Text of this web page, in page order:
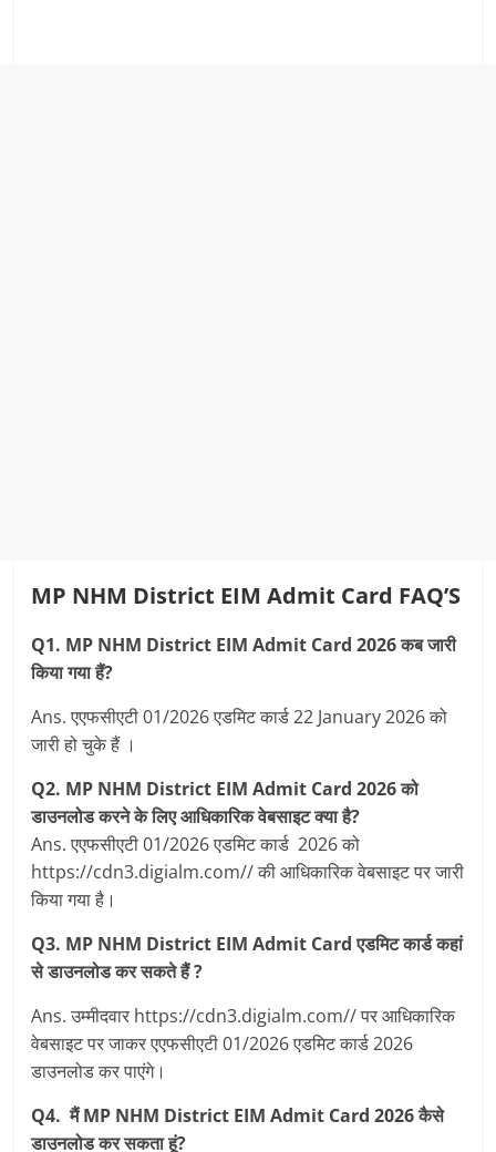
MP NHM District EIM Admit Card FAQ’S
Q1. MP NHM District EIM Admit Card 2026 कब जारी
किया गया हैं?
Ans. एएफसीएटी 01/2026 एडमिट कार्ड 22 January 2026 को
जारी हो चुके हैं ।
Q2. MP NHM District EIM Admit Card 2026 को
डाउनलोड करने के लिए आधिकारिक वेबसाइट क्या है?
Ans. एएफसीएटी 01/2026 एडमिट कार्ड 2026 को
https://cdn3.digialm.com// की आधिकारिक वेबसाइट पर जारी
किया गया है।
Q3. MP NHM District EIM Admit Card एडमिट कार्ड कहां
से डाउनलोड कर सकते हैं ?
Ans. उम्मीदवार https://cdn3.digialm.com// पर आधिकारिक
वेबसाइट पर जाकर एएफसीएटी 01/2026 एडमिट कार्ड 2026
डाउनलोड कर पाएंगे।
Q4. मैं MP NHM District EIM Admit Card 2026 कैसे
डाउनलोड कर सकता हूं?